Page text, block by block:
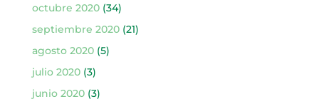
octubre 2020(34)
septiembre 2020(21)
agosto 2020(5)
julio 2020(3)
junio 2020(3)